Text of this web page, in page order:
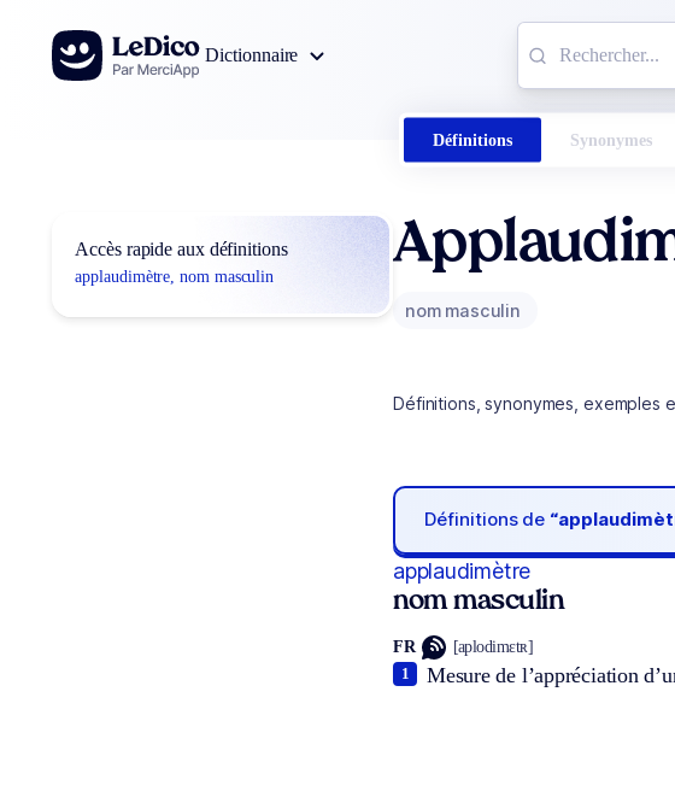
Aller au contenu
Dictionnaire
Définitions Synonymes
Accès rapide aux définitions
applaudimètre, nom masculin
nom masculin
Définitions, synonymes, exemples
Définitions de
applaudimètre
nom masculin
FR [aplodimɛtʀ]
Mesure de l’appréciation
1